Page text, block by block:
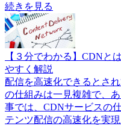
続きを見る
【３分でわかる】CDNと
やすく解説
配信を高速化できるとさ
の仕組みは一見複雑で、
事では、CDNサービスの
テンツ配信の高速化を実